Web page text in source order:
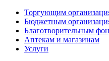
Торгующим
Бюджетным
Благотворительным
Аптекам и магазинам
Услуги